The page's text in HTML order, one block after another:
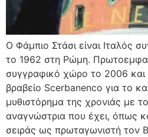
Ο Φάμπιο Στάσι είναι Ιταλός
το 1962 στη Ρώμη.
συγγραφικό χώρο το 2006 και
βραβείο Scerbanenco για το
μυθιστόρημα της χρονιάς με
αναγνώστρια που έχει, όπως
σειράς ως πρωταγωνιστή τον